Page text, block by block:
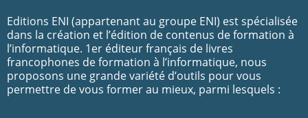
Editions ENI (appartenant au groupe ENI) est spécialisée
dans la création et l’édition de contenus de formation à
l’informatique. 1er éditeur français de livres
francophones de formation à l’informatique, nous
proposons une grande variété d’outils pour vous
permettre de vous former au mieux, parmi lesquels :